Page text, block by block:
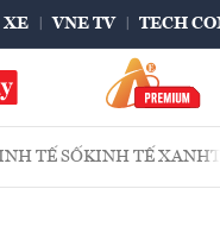
XE VNE TV TECH
TẾ SỐKINH TẾ XANH